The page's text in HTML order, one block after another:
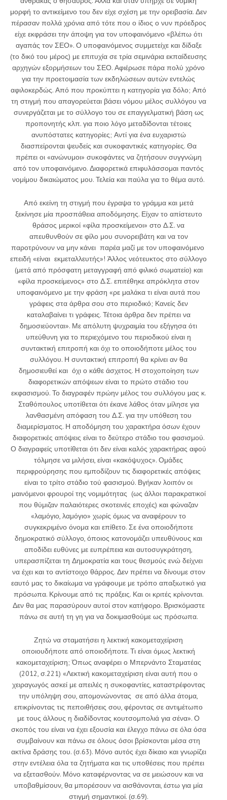
μορφή το αντικείμενο του δεν είχε σχέση με την ορειβασία. Δεν
πέρασαν πολλά χρόνια από τότε που ο ίδιος ο νυν πρόεδρος
είχε εκφράσει την άποψη για τον υποφαινόμενο «βλέπω ότι
αγαπάς τον ΣΕΟ». Ο υποφαινόμενος συμμετείχε και δίδαξε
(το δικό του μέρος) με επιτυχία σε τρία σεμινάρια εκπαίδευσης
αρχηγών εξορμήσεων του ΣΕΟ. Αφιέρωσε πάρα πολύ χρόνο
για την προετοιμασία των εκδηλώσεων αυτών εντελώς
αφιλοκερδώς. Από που προκύπτει η κατηγορία για δόλο; Από
τη στιγμή που απαγορεύεται βάσει νόμου μέλος συλλόγου να
συνεργάζεται με το σύλλογο του σε επαγγελματική βάση ως
προπονητής κλπ. για ποιο λόγο μεταδίδονται τέτοιες
ανυπόστατες κατηγορίες; Αντί για ένα ευχαριστώ
διασπείρονται ψευδείς και συκοφαντικές κατηγορίες. Θα
πρέπει οι «ανώνυμοι» συκοφάντες να ζητήσουν συγγνώμη
από τον υποφαινόμενο. Διαφορετικά επιφυλάσσομαι παντός
νομίμου δικαιώματος μου. Τελεία και παύλα για το θέμα αυτό.
Από εκείνη τη στιγμή που έγραψα το γράμμα και μετά
ξεκίνησε μία προσπάθεια αποδόμησης. Είχαν το απίστευτο
θράσος μερικοί «φίλα προσκείμενοι» στο Δ.Σ. να
απευθυνθούν σε φίλο μου συνορειβάτη και να τον
παροτρύνουν να μην κάνει παρέα μαζί με τον υποφαινόμενο
επειδή «είναι εκμεταλλευτής»! Άλλος νεότευκτος στο σύλλογο
(μετά από πρόσφατη μεταγγραφή από φιλικό σωματείο) και
«φίλα προσκείμενος» στο Δ.Σ. επιτέθηκε απρόκλητα στον
υποφαινόμενο με την φράση «ρε μαλάκα τι είναι αυτά που
γράφεις στα άρθρα σου στο περιοδικό; Κανείς δεν
καταλαβαίνει τι γράφεις. Τέτοια άρθρα δεν πρέπει να
δημοσιεύονται». Με απόλυτη ψυχραιμία του εξήγησα ότι
υπεύθυνη για το περιεχόμενο του περιοδικού είναι η
συντακτική επιτροπή και όχι το οποιοδήποτε μέλος του
συλλόγου. Η συντακτική επιτροπή θα κρίνει αν θα
δημοσιευθεί και όχι ο κάθε άσχετος. Η στοχοποίηση των
διαφορετικών απόψεων είναι το πρώτο στάδιο του
εκφασισμού. Το διαγραφέν πρώην μέλος του συλλόγου μας κ.
Σταθόπουλος υποτίθεται ότι έκανε λάθος όταν μίλησε για
λανθασμένη απόφαση του Δ.Σ. για την υπόθεση του
διαμερίσματος. Η αποδόμηση του χαρακτήρα όσων έχουν
διαφορετικές απόψεις είναι το δεύτερο στάδιο του φασισμού.
Ο διαγραφείς υποτίθεται ότι δεν είναι καλός χαρακτήρας αφού
τόλμησε να μιλήσει, είναι «κακόψυχος». Ομάδες
περιφρούρησης που εμποδίζουν τις διαφορετικές απόψεις
είναι το τρίτο στάδιο τού φασισμού. Βγήκαν λοιπόν οι
μαινόμενοι φρουροί της νομιμότητας (ως άλλοι παρακρατικοί
που θύμιζαν παλαιότερες σκοτεινές εποχές) και φώναζαν
«λαμόγιο, λαμόγιο» χωρίς όμως να αναφέρουν το
συγκεκριμένο όνομα και επίθετο. Σε ένα οποιοδήποτε
δημοκρατικό σύλλογο, όποιος κατονομάζει υπευθύνους και
αποδίδει ευθύνες με ευπρέπεια και αυτοσυγκράτηση,
υπερασπίζεται τη Δημοκρατία και τους θεσμούς ενώ δείχνει
να έχει και το αντίστοιχο θάρρος. Δεν πρέπει να δίνουμε στον
εαυτό μας το δικαίωμα να γράφουμε με τρόπο απαξιωτικό για
πρόσωπα. Κρίνουμε από τις πράξεις. Και οι κριτές κρίνονται.
Δεν θα μας παρασύρουν αυτοί στον κατήφορο. Βρισκόμαστε
πάνω σε αυτή τη γη για να δοκιμασθούμε ως πρόσωπα.
Ζητώ να σταματήσει η λεκτική κακομεταχείριση
οποιουδήποτε από οποιοδήποτε. Τι είναι όμως λεκτική
κακομεταχείριση; Όπως αναφέρει ο Μπερνάντο Σταματέας
(2012, σ.221) «Λεκτική κακομεταχείριση είναι αυτή που ο
χειραγωγός ασκεί με απειλές η συκοφαντίες, καταστρέφοντας
την υπόληψη σου, απομονώνοντας σε από άλλα άτομα,
επικρίνοντας τις πεποιθήσεις σου, φέροντας σε αντιμέτωπο
με τους άλλους η διαδίδοντας κουτσομπολιά για σένα». Ο
σκοπός του είναι να έχει εξουσία και έλεγχο πάνω σε όλα όσα
συμβαίνουν και πάνω σε όλους όσοι βρίσκονται μέσα στη
ακτίνα δράσης του. (σ.63). Μόνο αυτός έχει δίκαιο και γνωρίζει
στην εντέλεια όλα τα ζητήματα και τις υποθέσεις που πρέπει
να εξετασθούν. Μόνο καταφέρνοντας να σε μειώσουν και να
υποβαθμίσουν, θα μπορέσουν να αισθάνονται, έστω για μία
στιγμή σημαντικοί. (σ.69).